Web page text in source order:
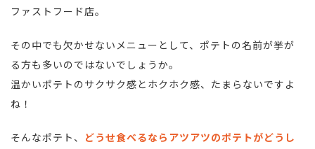
ファストフード店。
その中でも欠かせないメニューとして、ポテトの名前が挙が
る方も多いのではないでしょうか。
温かいポテトのサクサク感とホクホク感、たまらないですよ
ね！
そんなポテト、 どうせ食べるならアツアツのポテトがどうし